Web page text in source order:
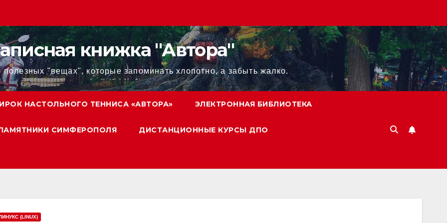
книжка "Автора"
полезных "вещах", которые запоминать хлопотно, а забыть жалко.
НАСТОЛЬНОГО ТЕННИСА «АВТОРА» ЭЛЕКТРОННАЯ БИБЛИОТЕКА
СИМФЕРОПОЛЯ ДИСТАНЦИОННЫЕ КУРСЫ ДПО
(LINUX)